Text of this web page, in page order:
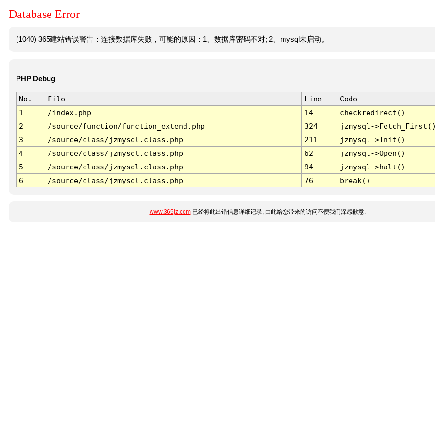
Database Error
(1040) 365建站错误警告：连接数据库失败，可能的原因：1、数据库密码不对; 2、mysql未启动。
PHP Debug
No. File Line
Code
1
/index.php 14
checkredirect()
2
/source/function/function_extend.php 324
jzmysql-
3
/source/class/jzmysql.class.php 211
jzmysql->Init()
4
/source/class/jzmysql.class.php 62
jzmysql->Open()
5
/source/class/jzmysql.class.php 94
jzmysql->halt()
6
/source/class/jzmysql.class.php 76 break()
www.365jz.com已经将此出错信息详细记录, 由此给您带来的访问不便我们深感歉意.